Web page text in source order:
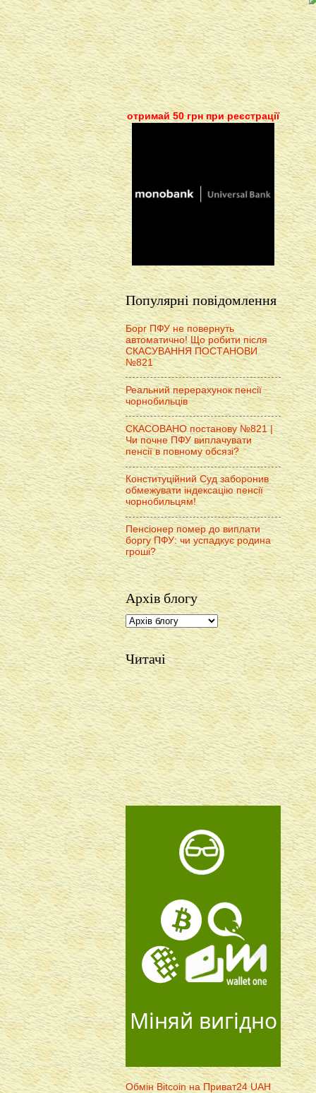
отримай 50 грн при реєстрації
Популярні повідомлення
Борг ПФУ не повернуть
автоматично! Що робити після
СКАСУВАННЯ ПОСТАНОВИ
№821
Реальний перерахунок пенсії
чорнобильців
СКАСОВАНО постанову №821 |
Чи почне ПФУ виплачувати
пенсії в повному обсязі?
Конституційний Суд заборонив
обмежувати індексацію пенсії
чорнобильцям!
Пенсіонер помер до виплати
боргу ПФУ: чи успадкує родина
гроші?
Архів блогу
Читачі
Міняй вигідно
Обмін Bitcoin на Приват24 UAH